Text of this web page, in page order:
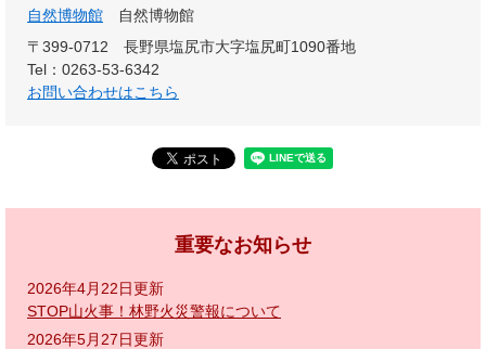
自然博物館
自然博物館
〒399-0712
長野県塩尻市大字塩尻町1090番地
Tel：0263-53-6342
お問い合わせはこちら
重要なお知らせ
2026年4月22日更新
STOP山火事！林野火災警報について
2026年5月27日更新